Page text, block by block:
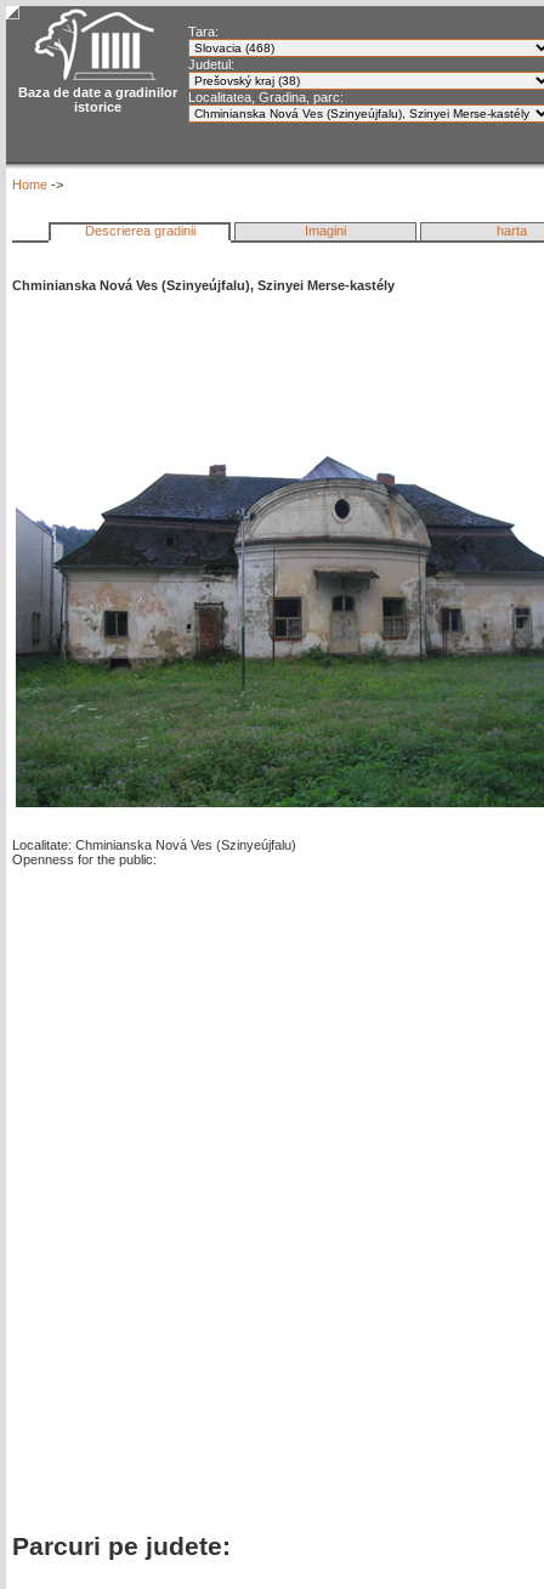
Baza de date a gradinilor
istorice
Tara:
Judetul:
Localitatea, Gradina, parc:
Home ->
Descrierea gradinii Imagini harta
Chminianska Nová Ves (Szinyeújfalu), Szinyei Merse-kastély
Localitate: Chminianska Nová Ves (Szinyeújfalu)
Openness for the public:
Parcuri pe judete: